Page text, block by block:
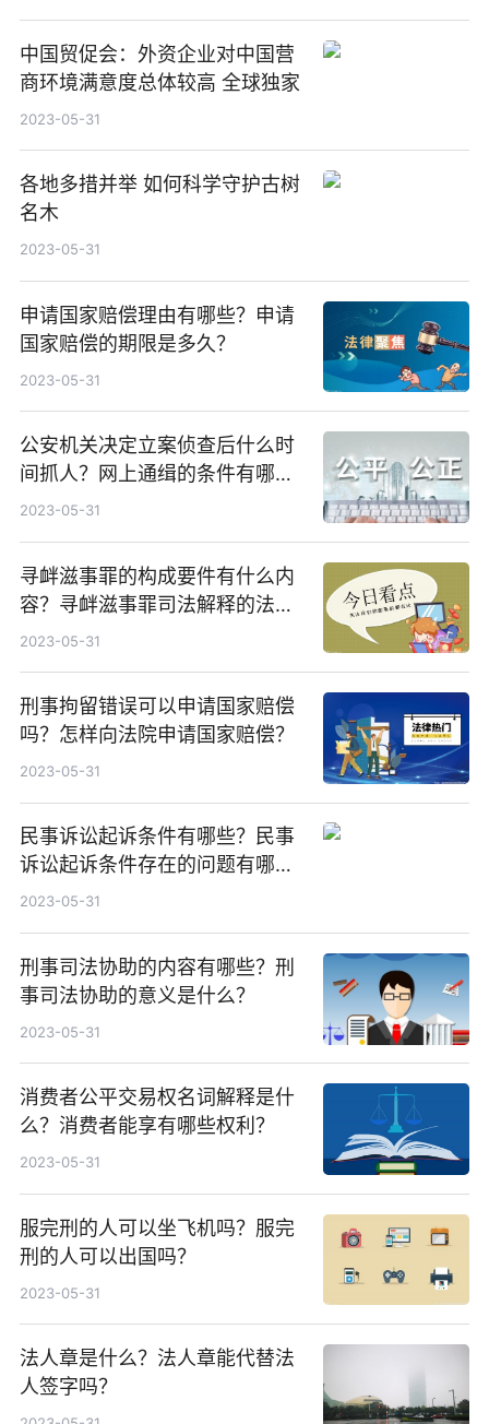
中国贸促会：外资企业对中国营
商环境满意度总体较高 全球独家
2023-05-31
各地多措并举 如何科学守护古树
名木
2023-05-31
申请国家赔偿理由有哪些？申请
国家赔偿的期限是多久？
2023-05-31
公安机关决定立案侦查后什么时
间抓人？网上通缉的条件有哪
些？
2023-05-31
寻衅滋事罪的构成要件有什么内
容？寻衅滋事罪司法解释的法律
依据是怎样的？
2023-05-31
刑事拘留错误可以申请国家赔偿
吗？怎样向法院申请国家赔偿？
2023-05-31
民事诉讼起诉条件有哪些？民事
诉讼起诉条件存在的问题有哪
些？
2023-05-31
刑事司法协助的内容有哪些？刑
事司法协助的意义是什么？
2023-05-31
消费者公平交易权名词解释是什
么？消费者能享有哪些权利？
2023-05-31
服完刑的人可以坐飞机吗？服完
刑的人可以出国吗？
2023-05-31
法人章是什么？法人章能代替法
人签字吗？